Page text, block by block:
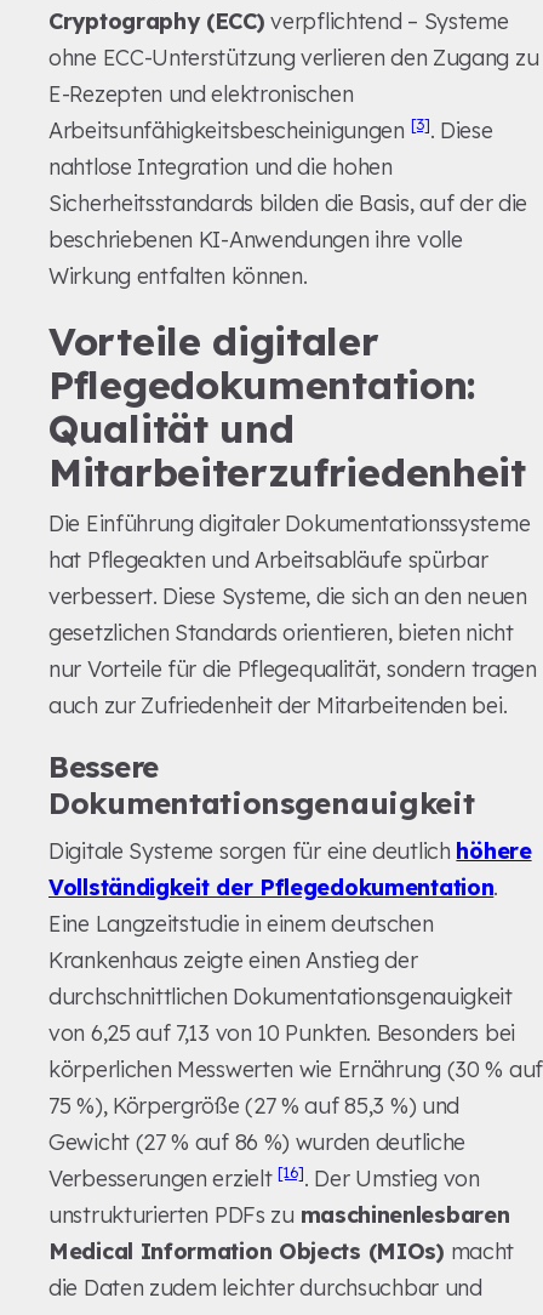
Cryptography (ECC) verpflichtend – Systeme
ohne ECC-Unterstützung verlieren den Zugang zu
E-Rezepten und elektronischen
Arbeitsunfähigkeitsbescheinigungen [3]. Diese
nahtlose Integration und die hohen
Sicherheitsstandards bilden die Basis, auf der die
beschriebenen KI-Anwendungen ihre volle
Wirkung entfalten können.
Vorteile digitaler
Pflegedokumentation:
Qualität und
Mitarbeiterzufriedenheit
Die Einführung digitaler Dokumentationssysteme
hat Pflegeakten und Arbeitsabläufe spürbar
verbessert. Diese Systeme, die sich an den neuen
gesetzlichen Standards orientieren, bieten nicht
nur Vorteile für die Pflegequalität, sondern tragen
auch zur Zufriedenheit der Mitarbeitenden bei.
Bessere
Dokumentationsgenauigkeit
Digitale Systeme sorgen für eine deutlich höhere
Vollständigkeit der Pflegedokumentation.
Eine Langzeitstudie in einem deutschen
Krankenhaus zeigte einen Anstieg der
durchschnittlichen Dokumentationsgenauigkeit
von 6,25 auf 7,13 von 10 Punkten. Besonders bei
körperlichen Messwerten wie Ernährung (30 % auf
75 %), Körpergröße (27 % auf 85,3 %) und
Gewicht (27 % auf 86 %) wurden deutliche
Verbesserungen erzielt[16]. Der Umstieg von
unstrukturierten PDFs zu maschinenlesbaren
Medical Information Objects (MIOs) macht
die Daten zudem leichter durchsuchbar und